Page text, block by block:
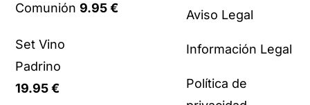
Comunión 9.95€
Set Vino
Padrino
19.95€
Aviso Legal
Información Legal
Política de